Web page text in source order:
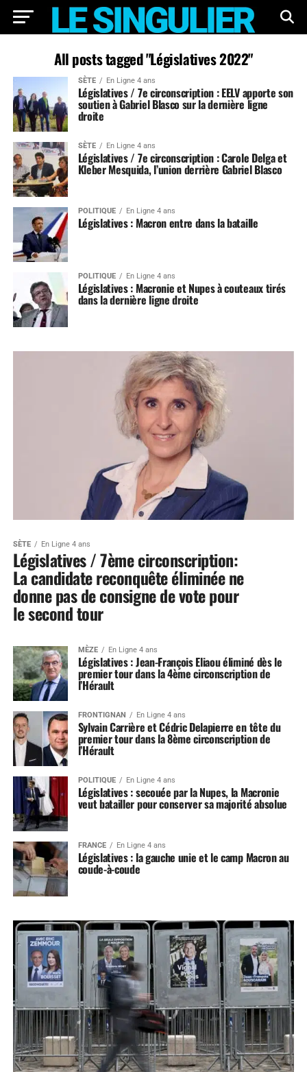
All posts tagged "Législatives 2022"
SÈTE En Ligne 4 ans
Législatives / 7e circonscription : EELV apporte son
soutien à Gabriel Blasco sur la dernière ligne
droite
SÈTE En Ligne 4 ans
Législatives / 7e circonscription : Carole Delga et
Kleber Mesquida, l’union derrière Gabriel Blasco
POLITIQUE En Ligne 4 ans
Législatives : Macron entre dans la bataille
POLITIQUE En Ligne 4 ans
Législatives : Macronie et Nupes à couteaux tirés
dans la dernière ligne droite
SÈTE En Ligne 4 ans
Législatives / 7ème circonscription:
La candidate reconquête éliminée ne
donne pas de consigne de vote pour
le second tour
MÈZE En Ligne 4 ans
Législatives : Jean-François Eliaou éliminé dès le
premier tour dans la 4ème circonscription de
l’Hérault
FRONTIGNAN En Ligne 4 ans
Sylvain Carrière et Cédric Delapierre en tête du
premier tour dans la 8ème circonscription de
l’Hérault
POLITIQUE En Ligne 4 ans
Législatives : secouée par la Nupes, la Macronie
veut batailler pour conserver sa majorité absolue
FRANCE En Ligne 4 ans
Législatives : la gauche unie et le camp Macron au
coude-à-coude